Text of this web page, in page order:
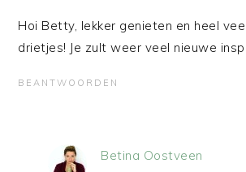
Hoi Betty, lekker genieten en heel
drietjes! Je zult weer veel nieuwe
BEANTWOORDEN
Betina Oostveen